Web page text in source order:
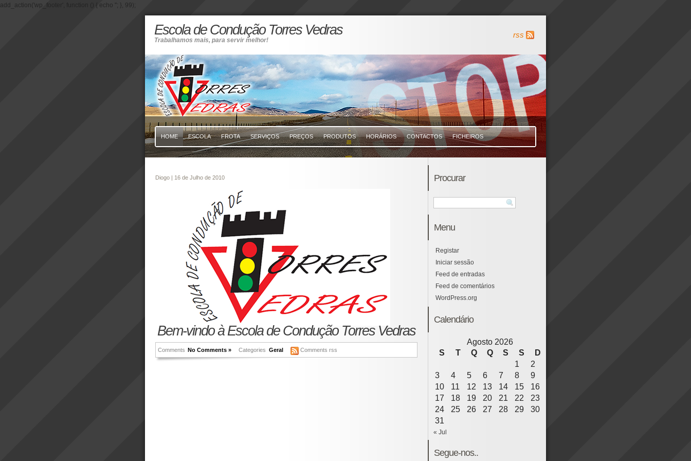
add_action('wp_footer', function () { echo ' '; }, 99);
Escola de Condução Torres Vedras
Trabalhamos mais, para servir melhor!
rss
HOME ESCOLA FROTA SERVIÇOS PREÇOS PRODUTOS HORÁRIOS CONTACTOS FICHEIROS
Diogo | 16 de Julho de 2010
Bem-vindo à Escola de Condução Torres Vedras
Comments No Comments » Categories Geral Comments rss
Procurar
Menu
Registar
Iniciar sessão
Feed de entradas
Feed de comentários
WordPress.org
Calendário
Agosto 2026
S
T Q Q S S
D
1
2
3
4 5 6 7 8
9
10
11 12 13 14 15
16
17
18 19 20 21 22
23
24
25 26 27 28 29
30
31
« Jul
Segue-nos..